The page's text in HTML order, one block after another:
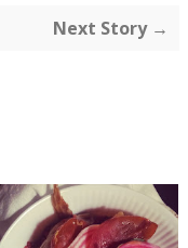
Next Story →